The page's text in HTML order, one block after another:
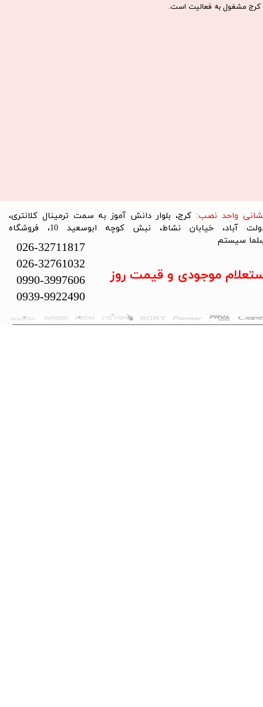
كرج مشغول به فعاليت است.​​​​​​​
تمام حقوق این سایت متعلق به فروشگاه سلما سیستم می‌باشد.
واحد نصب: کرج، بلوار دانش آموز به سمت ترمینال کلانتری،
دولت آباد، خیابان نشاط، نبش کوچه ابوسعید 10، فروشگاه
سیستم​​​​​​​
026-32711817
026-32761032
0990-3997606
0939-9922490
موجودی و قیمت روز